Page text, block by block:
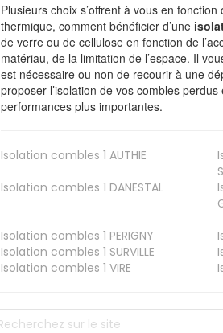
Plusieurs choix s’offrent à vous en
thermique, comment bénéficier d’une
de verre ou de cellulose en fonction de
matériau, de la limitation de l’espace. Il
est nécessaire ou non de recourir à une
proposer l’isolation de vos combles
performances plus importantes.
Isolation combles 1 AUTHIE
Isolation combles 1 DANESTAL
Isolation combles 1 PERIGNY
Isolation combles 1 SURVILLE
Isolation combles 1 VIRE